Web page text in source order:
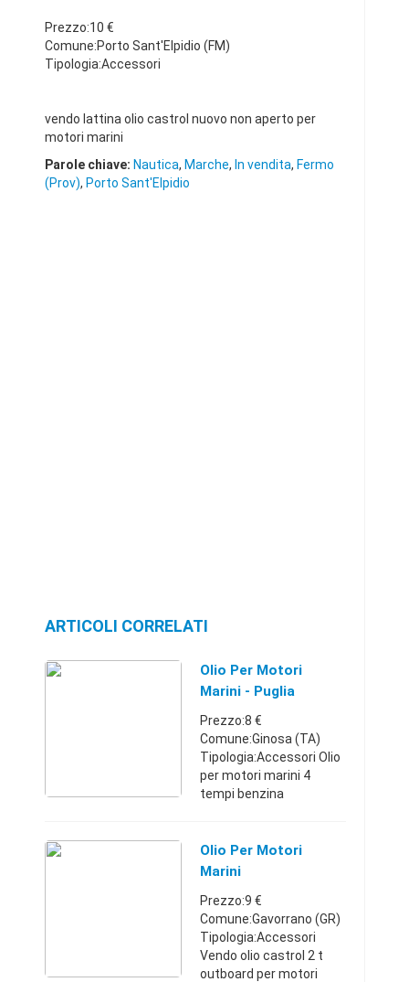
Prezzo:10 €
Comune:Porto Sant'Elpidio (FM)
Tipologia:Accessori
vendo lattina olio castrol nuovo non aperto per
motori marini
Parole chiave: Nautica, Marche, In vendita, Fermo
(Prov), Porto Sant'Elpidio
ARTICOLI CORRELATI
Olio Per Motori
Marini - Puglia
Prezzo:8 €
Comune:Ginosa (TA)
Tipologia:Accessori Olio
per motori marini 4
tempi benzina
scritte sul flacone.
Puglia36662410018 €
Olio Per Motori
Marini
Prezzo:9 €
Comune:Gavorrano (GR)
Tipologia:Accessori
Vendo olio castrol 2 t
outboard per motori